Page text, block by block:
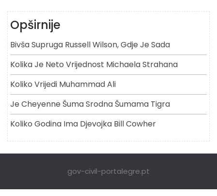
Opširnije
Bivša Supruga Russell Wilson, Gdje Je Sada
Kolika Je Neto Vrijednost Michaela Strahana
Koliko Vrijedi Muhammad Ali
Je Cheyenne Šuma Srodna Šumama Tigra
Koliko Godina Ima Djevojka Bill Cowher
gov-civil-portalegre.pt